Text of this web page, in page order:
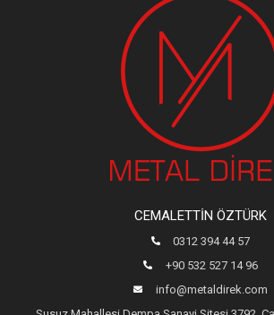
CEMALETTIN ÖZTÜRK
0312 394 44 57
+90 532 527 14 96
info@metaldirek.com